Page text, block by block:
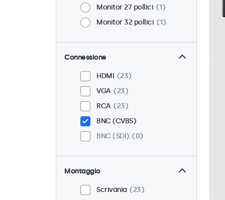
Monitor 27 pollici
1
Monitor 32 pollici
1
Connessione
HDMI
23
VGA
23
RCA
23
BNC (CVBS)
BNC (SDI)
0
Montaggio
Scrivania
23